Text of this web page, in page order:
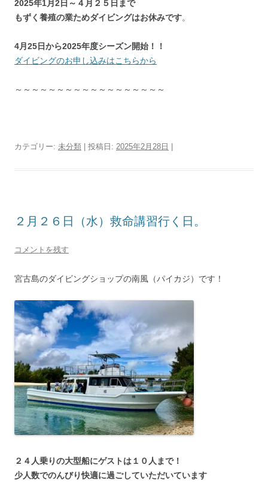
2025年1月2日～４月２５日まで
もずく養殖の業ためダイビングはお休みです。
4月25日から2025年度シーズン開始！！
ダイビングのお申し込みはこちらから
～～～～～～～～～～～～～～～～～～
カテゴリー: 未分類 | 投稿日: 2025年2月28日 |
２月２６日（水）救命講習行く日。
コメントを残す
宮古島のダイビングショップの南風（パイカジ）です！
２４人乗りの大型船にゲストは１０人まで！
少人数でのんびり快適に過ごしていただいています